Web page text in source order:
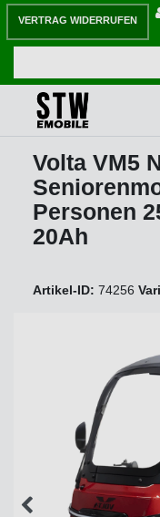
VERTRAG WIDERRUFEN
Volta VM5
Personen
20Ah
Artikel-ID: 74256